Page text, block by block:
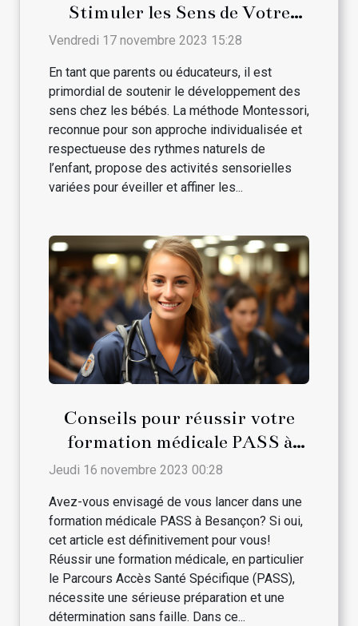
Stimuler les Sens de Votre
Bébé
Vendredi 17 novembre 2023 15:28
En tant que parents ou éducateurs, il est
primordial de soutenir le développement des
sens chez les bébés. La méthode Montessori,
reconnue pour son approche individualisée et
respectueuse des rythmes naturels de
l’enfant, propose des activités sensorielles
variées pour éveiller et affiner les...
Conseils pour réussir votre
formation médicale PASS à
Besançon
Jeudi 16 novembre 2023 00:28
Avez-vous envisagé de vous lancer dans une
formation médicale PASS à Besançon? Si oui,
cet article est définitivement pour vous!
Réussir une formation médicale, en particulier
le Parcours Accès Santé Spécifique (PASS),
nécessite une sérieuse préparation et une
détermination sans faille. Dans ce...